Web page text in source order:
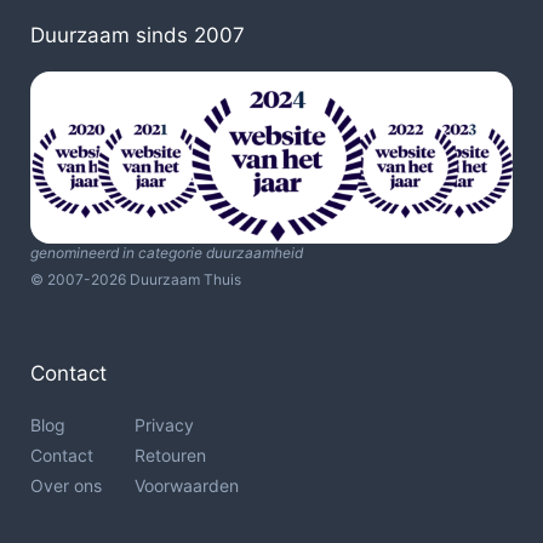
Duurzaam sinds 2007
genomineerd in categorie duurzaamheid
© 2007-2026 Duurzaam Thuis
Contact
Blog
Contact
Over ons
Privacy
Retouren
Voorwaarden